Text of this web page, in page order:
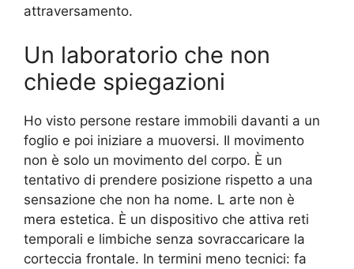
attraversamento.
Un laboratorio che non
chiede spiegazioni
Ho visto persone restare immobili davanti a un
foglio e poi iniziare a muoversi. Il movimento
non è solo un movimento del corpo. È un
tentativo di prendere posizione rispetto a una
sensazione che non ha nome. L arte non è
mera estetica. È un dispositivo che attiva reti
temporali e limbiche senza sovraccaricare la
corteccia frontale. In termini meno tecnici: fa